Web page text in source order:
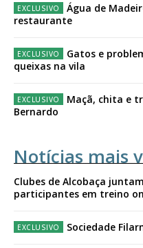
Água de
restaurante
Gatos e
queixas na vila
Maçã, chita e
Bernardo
Notícias mais
Clubes de Alcobaça
participantes em treino
Sociedade